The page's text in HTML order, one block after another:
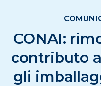
CONAI:
contributo
gli